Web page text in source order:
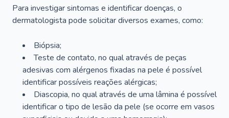
Para investigar sintomas e identificar doenças, o
dermatologista pode solicitar diversos exames, como:
Biópsia;
Teste de contato, no qual através de peças
adesivas com alérgenos fixadas na pele é possível
identificar possíveis reações alérgicas;
Diascopia, no qual através de uma lâmina é possível
identificar o tipo de lesão da pele (se ocorre em vasos